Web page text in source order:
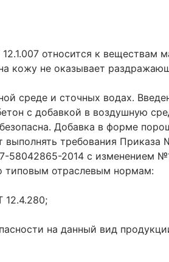
относится к
кожу не оказывает
среде и сточных водах.
с добавкой в воздушную
Добавка в форме
требования
58042865-2014 с изменением
типовым отраслевым нормам:
12.4.280;
на данный вид